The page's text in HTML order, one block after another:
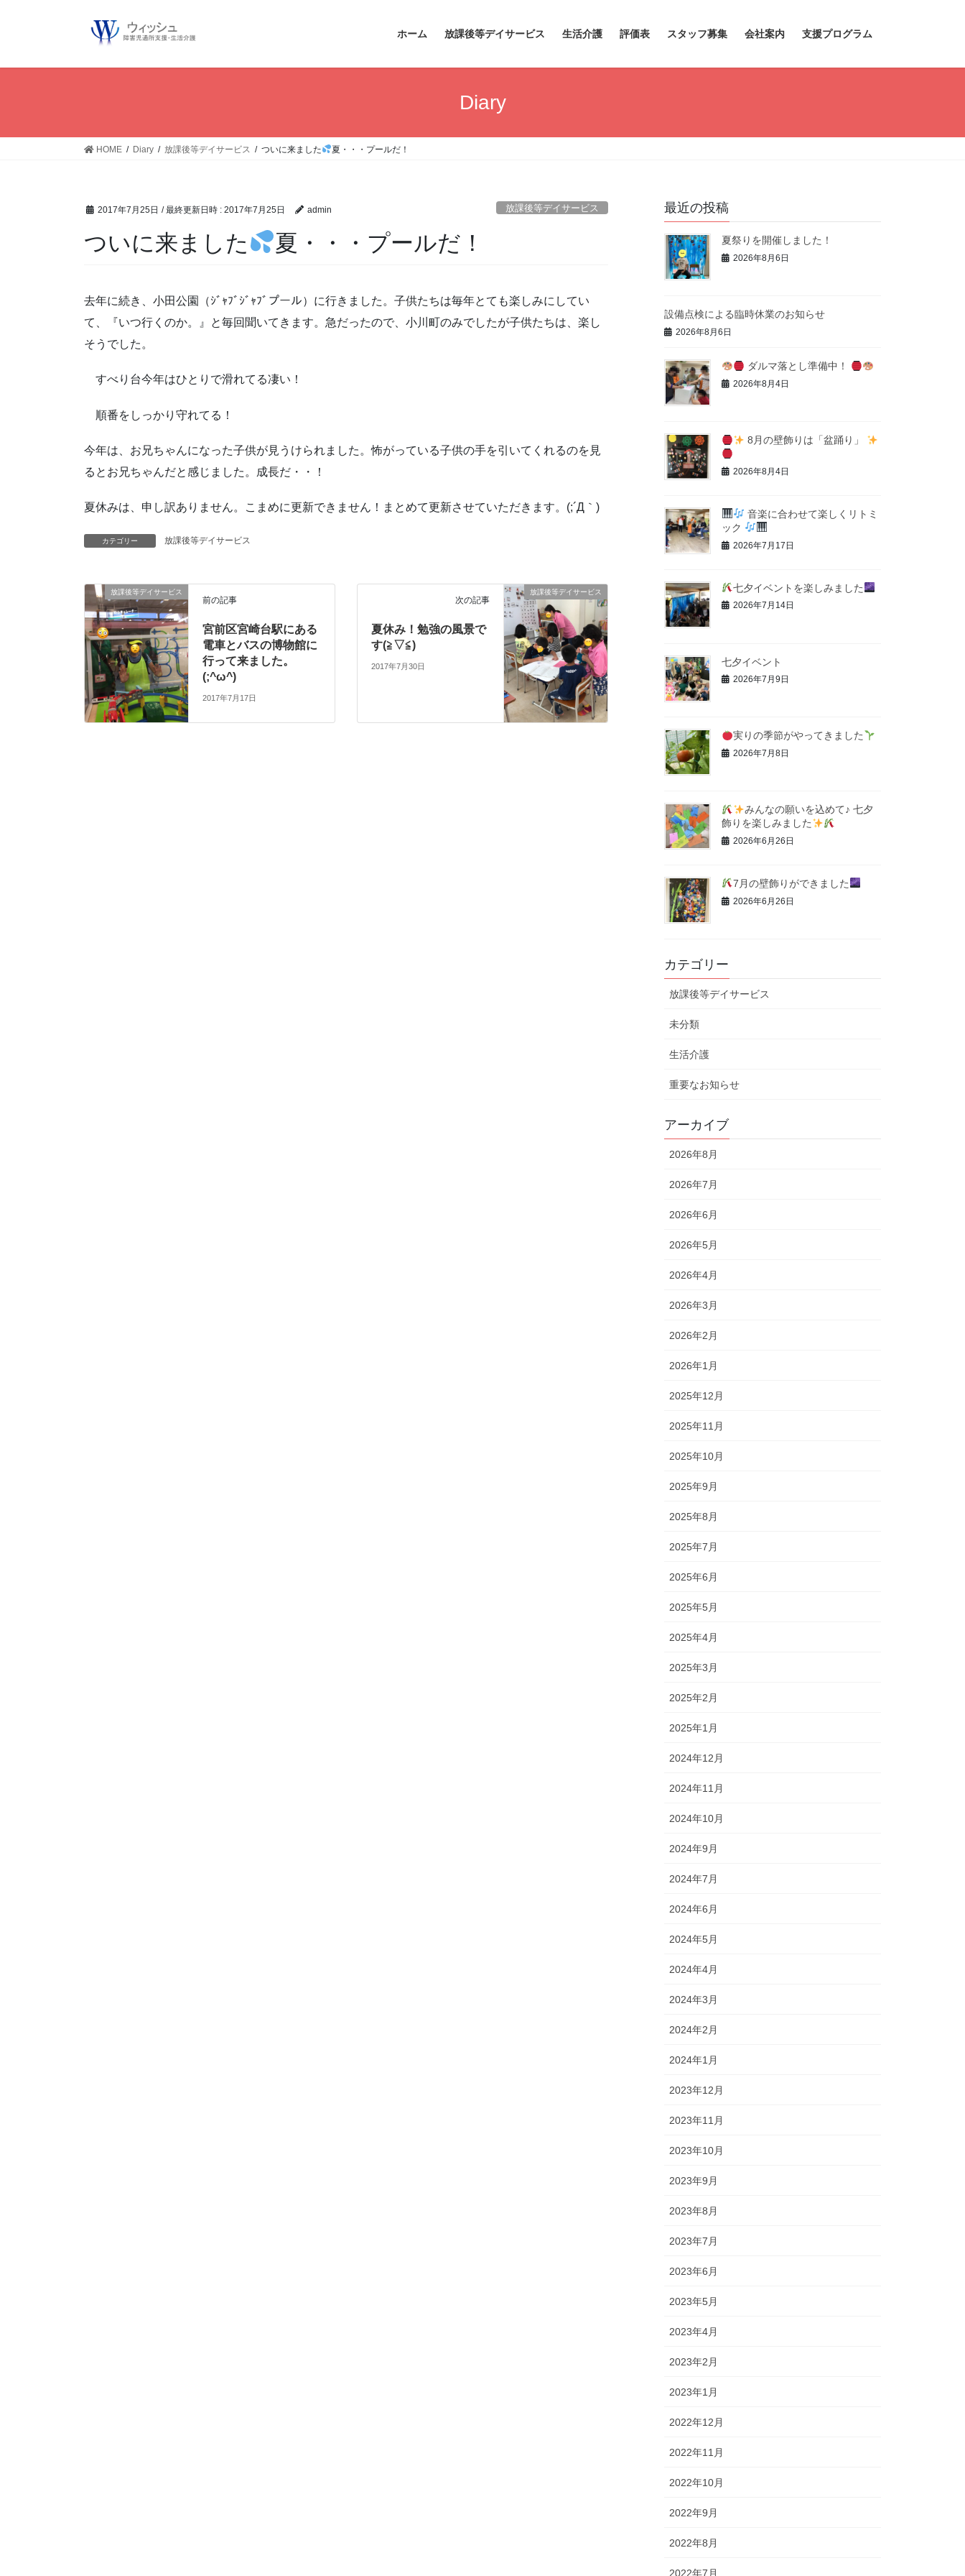
ホーム 放課後等デイサービス 生活介護 評価表 スタッフ募集 会社案内 支援プログラム
Diary
HOME Diary 放課後等デイサービス ついに来ました 夏・・・プールだ！
2017年7月25日 / 最終更新日時 : 2017年7月25日 admin 放課後等デイサービス
ついに来ました 夏・・・プールだ！
去年に続き、小田公園（ｼﾞｬﾌﾞｼﾞｬﾌﾞプール）に行きました。子供たちは毎年とても楽しみにしてい
て、『いつ行くのか。』と毎回聞いてきます。急だったので、小川町のみでしたが子供たちは、楽し
そうでした。
すべり台今年はひとりで滑れてる凄い！
順番をしっかり守れてる！
今年は、お兄ちゃんになった子供が見うけられました。怖がっている子供の手を引いてくれるのを見
るとお兄ちゃんだと感じました。成長だ・・！
夏休みは、申し訳ありません。こまめに更新できません！まとめて更新させていただきます。(;´Д｀)
カテゴリー 放課後等デイサービス
放課後等デイサービス
前の記事
宮前区宮崎台駅にある
電車とバスの博物館に
行って来ました。
(;^ω^)
2017年7月17日
放課後等デイサービス
次の記事
夏休み！勉強の風景で
す(≧▽≦)
2017年7月30日
最近の投稿
夏祭りを開催しました！
2026年8月6日
設備点検による臨時休業のお知らせ
2026年8月6日
ダルマ落とし準備中！
2026年8月4日
8月の壁飾りは「盆踊り」
2026年8月4日
音楽に合わせて楽しくリトミ
ック
2026年7月17日
七夕イベントを楽しみました
2026年7月14日
七夕イベント
2026年7月9日
実りの季節がやってきました
2026年7月8日
みんなの願いを込めて♪ 七夕
飾りを楽しみました
2026年6月26日
7月の壁飾りができました
2026年6月26日
カテゴリー
放課後等デイサービス
未分類
生活介護
重要なお知らせ
アーカイブ
2026年8月
2026年7月
2026年6月
2026年5月
2026年4月
2026年3月
2026年2月
2026年1月
2025年12月
2025年11月
2025年10月
2025年9月
2025年8月
2025年7月
2025年6月
2025年5月
2025年4月
2025年3月
2025年2月
2025年1月
2024年12月
2024年11月
2024年10月
2024年9月
2024年7月
2024年6月
2024年5月
2024年4月
2024年3月
2024年2月
2024年1月
2023年12月
2023年11月
2023年10月
2023年9月
2023年8月
2023年7月
2023年6月
2023年5月
2023年4月
2023年2月
2023年1月
2022年12月
2022年11月
2022年10月
2022年9月
2022年8月
2022年7月